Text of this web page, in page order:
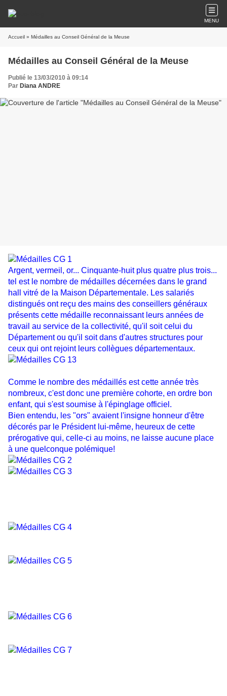
MENU
Accueil » Médailles au Conseil Général de la Meuse
Médailles au Conseil Général de la Meuse
Publié le 13/03/2010 à 09:14
Par Diana ANDRE
Argent, vermeil, or... Cinquante-huit plus quatre plus trois...
tel est le nombre de médailles décernées dans le grand
hall vitré de la Maison Départementale. Les salariés
distingués ont reçu des mains des conseillers généraux
présents cette médaille reconnaissant leurs années de
travail au service de la collectivité, qu'il soit celui du
Département ou qu'il soit dans d'autres structures pour
ceux qui ont rejoint leurs collègues départementaux.
Comme le nombre des médaillés est cette année très
nombreux, c'est donc une première cohorte, en ordre bon
enfant, qui s'est soumise à l'épinglage officiel.
Bien entendu, les "ors" avaient l'insigne honneur d'être
décorés par le Président lui-même, heureux de cette
prérogative qui, celle-ci au moins, ne laisse aucune place
à une quelconque polémique!